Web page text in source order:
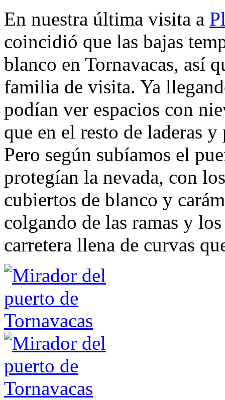
En nuestra última visita a
coincidió que las bajas
blanco en Tornavacas, así
familia de visita. Ya
podían ver espacios con
que en el resto de laderas
Pero según subíamos el
protegían la nevada, con
cubiertos de blanco y
colgando de las ramas y
carretera llena de curvas